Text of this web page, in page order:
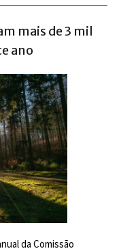
mais de 3 mil
ano
da Comissão